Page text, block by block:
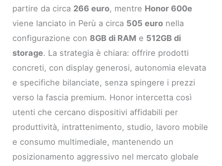
partire da circa 266 euro, mentre Honor 600e
viene lanciato in Perù a circa 505 euro nella
configurazione con 8GB di RAM e 512GB di
storage. La strategia è chiara: offrire prodotti
concreti, con display generosi, autonomia elevata
e specifiche bilanciate, senza spingere i prezzi
verso la fascia premium. Honor intercetta così
utenti che cercano dispositivi affidabili per
produttività, intrattenimento, studio, lavoro mobile
e consumo multimediale, mantenendo un
posizionamento aggressivo nel mercato globale